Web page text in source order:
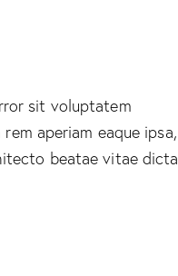
sit voluptatem
aperiam eaque ipsa,
beatae vitae dicta